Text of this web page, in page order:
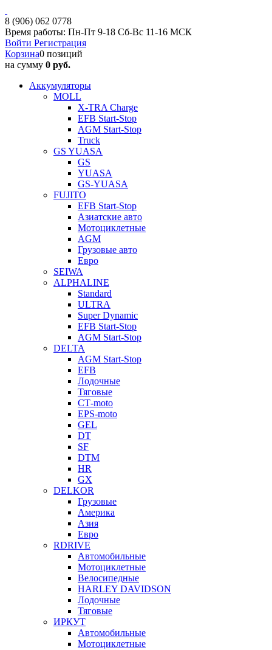
8 (906) 062 0778
Время работы: Пн-Пт 9-18 Сб-Вс 11-16 МСК
Войти Регистрация
Корзина0 позиций
на сумму 0 руб.
Аккумуляторы
MOLL
X-TRA Charge
EFB Start-Stop
AGM Start-Stop
Truck
GS YUASA
GS
YUASA
GS-YUASA
FUJITO
EFB Start-Stop
Азиатские авто
Мотоциклетные
AGM
Грузовые авто
Евро
SEIWA
ALPHALINE
Standard
ULTRA
Super Dynamic
EFB Start-Stop
AGM Start-Stop
DELTA
AGM Start-Stop
EFB
Лодочные
Тяговые
СТ-moto
EPS-moto
GEL
DT
SF
DTM
HR
GX
DELKOR
Грузовые
Америка
Азия
Евро
RDRIVE
Автомобильные
Мотоциклетные
Велосипедные
HARLEY DAVIDSON
Лодочные
Тяговые
ИРКУТ
Автомобильные
Мотоциклетные